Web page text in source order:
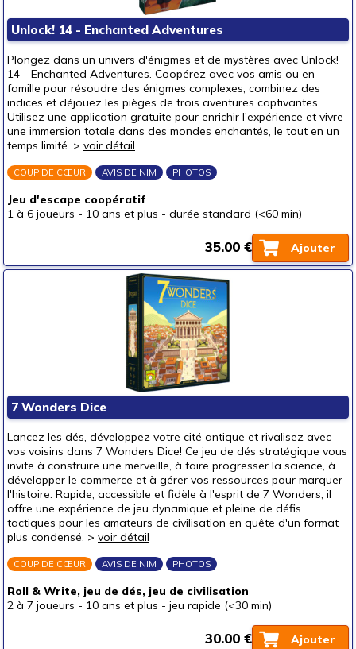
Unlock! 14 - Enchanted Adventures
Plongez dans un univers d'énigmes et de mystères avec Unlock!
14 - Enchanted Adventures. Coopérez avec vos amis ou en
famille pour résoudre des énigmes complexes, combinez des
indices et déjouez les pièges de trois aventures captivantes.
Utilisez une application gratuite pour enrichir l'expérience et vivre
une immersion totale dans des mondes enchantés, le tout en un
temps limité. > voir détail
COUP DE CŒUR AVIS DE NIM PHOTOS
Jeu d'escape coopératif
1 à 6 joueurs - 10 ans et plus - durée standard (<60 min)
Ajouter
35.00 €
7 Wonders Dice
Lancez les dés, développez votre cité antique et rivalisez avec
vos voisins dans 7 Wonders Dice! Ce jeu de dés stratégique vous
invite à construire une merveille, à faire progresser la science, à
développer le commerce et à gérer vos ressources pour marquer
l'histoire. Rapide, accessible et fidèle à l'esprit de 7 Wonders, il
offre une expérience de jeu dynamique et pleine de défis
tactiques pour les amateurs de civilisation en quête d'un format
plus condensé. > voir détail
COUP DE CŒUR AVIS DE NIM PHOTOS
Roll & Write, jeu de dés, jeu de civilisation
2 à 7 joueurs - 10 ans et plus - jeu rapide (<30 min)
Ajouter
30.00 €